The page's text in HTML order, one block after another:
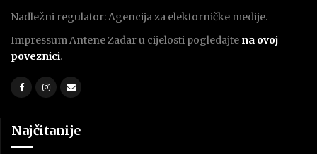
Nadležni regulator: Agencija za elektorničke medije.
Impressum Antene Zadar u cijelosti pogledajte na ovoj
poveznici.
Najčitanije